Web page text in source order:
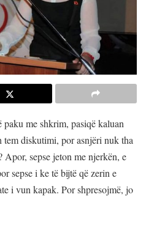
paku me shkrim, pasiqë kaluan
diskutimi, por asnjëri nuk tha
Apor, sepse jeton me njerkën, e
sepse i ke të bijtë që zerin e
i vun kapak. Por shpresojmë, jo